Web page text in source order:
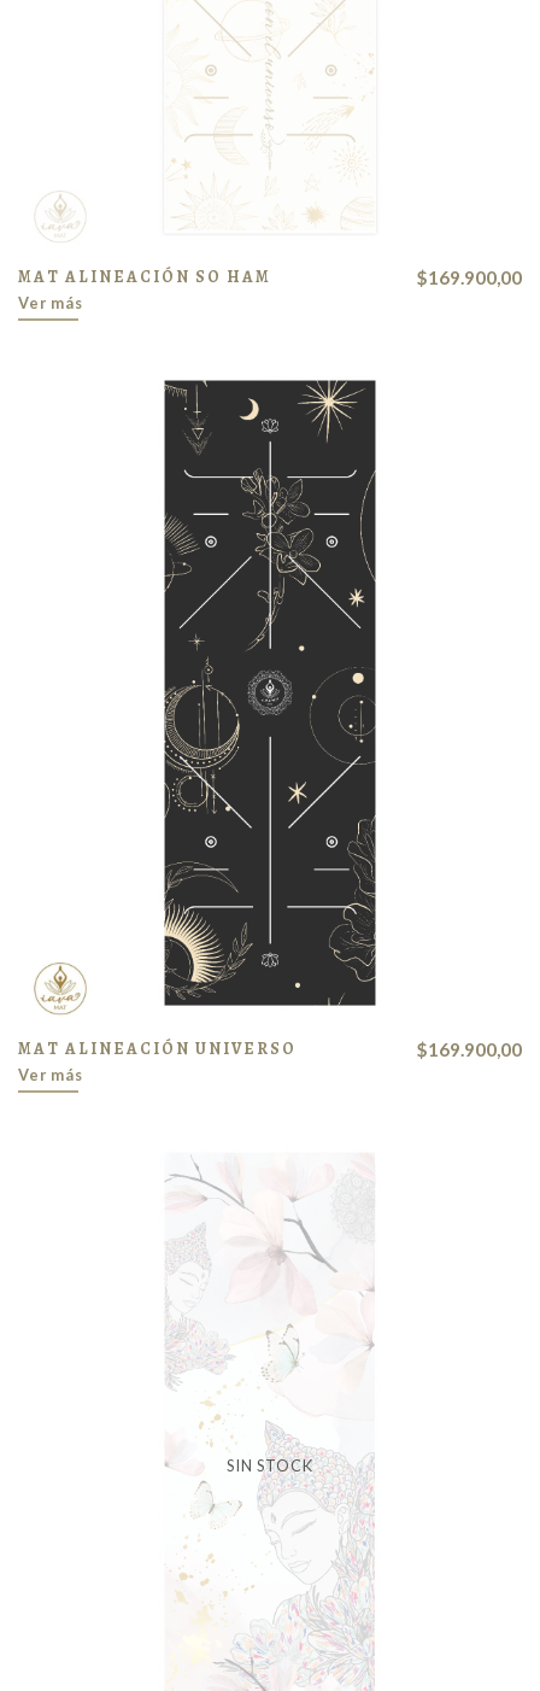
MAT ALINEACIÓN SO HAM $169.900,00
Ver más
MAT ALINEACIÓN UNIVERSO $169.900,00
Ver más
SIN STOCK